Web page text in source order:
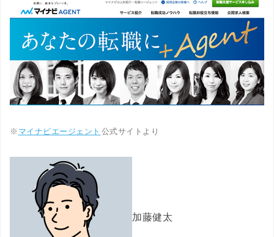
※ マイナビエージェント 公式サイトより
加藤健太